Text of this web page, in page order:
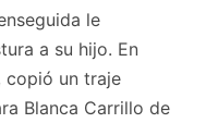
le
a su hijo. En
copió un traje
Blanca Carrillo de